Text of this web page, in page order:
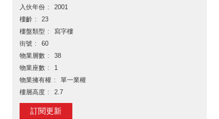
入伙年份
2001
樓齡
23
樓盤類型
寫字樓
街號
60
物業層數
38
物業座數
1
物業擁有權
單一業權
樓層高度
2.7
訂閱更新